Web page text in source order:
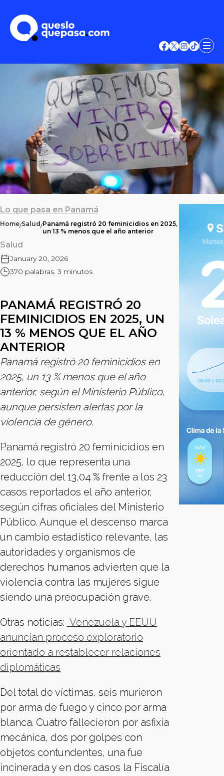
Lo que pasa en Panamá
Home/Salud/Panamá registró 20 feminicidios en 2025,
un 13 % menos que el año anterior
Salud
January 20, 2026
370 palabras. 3 minutos
PANAMÁ REGISTRÓ 20
FEMINICIDIOS EN 2025, UN
13 % MENOS QUE EL AÑO
ANTERIOR
Panamá registró 20 feminicidios en
2025, un 13 % menos que el año
anterior, según el Ministerio Público,
aunque persisten alertas por la
violencia de género.
Panamá registró 20 feminicidios en
2025, lo que representa una
reducción del 13,04 % frente a los 23
casos reportados el año anterior,
según cifras oficiales del Ministerio
Público. Aunque el descenso marca
un cambio estadístico relevante, las
autoridades y organismos de
derechos humanos advierten que la
violencia contra las mujeres sigue
siendo una preocupación grave.
Otras noticias: Venezuela y EEUU
anuncian proceso exploratorio
orientado a restablecer relaciones
diplomáticas
Del total de víctimas, seis murieron
por arma de fuego y cinco por arma
blanca. Cuatro fallecieron por asfixia
mecánica, dos por golpes con
objetos contundentes, una fue
incinerada y en dos casos la Fiscalía